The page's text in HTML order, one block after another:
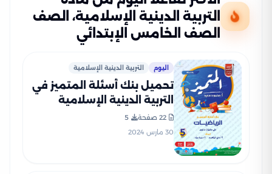
التربية الدينية الإسلامية، الصف
الصف الخامس الإبتدائي
اليوم التربية الدينية الإسلامية
تحميل بنك أسئلة المتميز في
التربية الدينية الإسلامية
لشهر مارس للصف الخامس
الابتدائي مع الإجابات
22 صفحة
5
30 مارس 2024